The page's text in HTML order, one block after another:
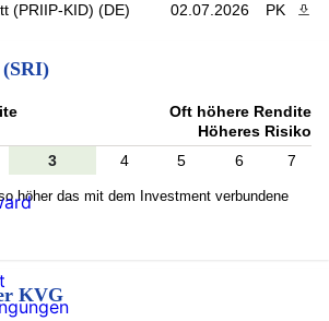
(PRIIP-KID) (DE)
02.07.2026 PK
Oft höhere Rendite
Höheres Risiko
3 4 5 6 7
höher das mit dem Investment verbundene
KVG